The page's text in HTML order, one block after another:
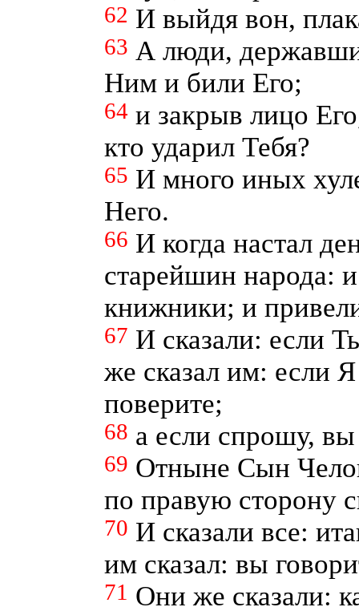
62 И выйдя вон,
63 А люди,
Ним и били Его;
64 и закрыв лицо
кто ударил Тебя?
65 И много иных
Него.
66 И когда настал
старейшин народа:
книжники; и
67 И сказали: если
же сказал им: если
поверите;
68 а если спрошу, вы
69 Отныне Сын
по правую сторону
70 И сказали все:
им сказал: вы
71 Они же сказали: